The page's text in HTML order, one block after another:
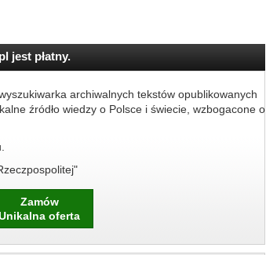
jest płatny.
archiwalnych tekstów opublikowanych
źródło wiedzy o Polsce i świecie, wzbogacone o
Zamów
oferta